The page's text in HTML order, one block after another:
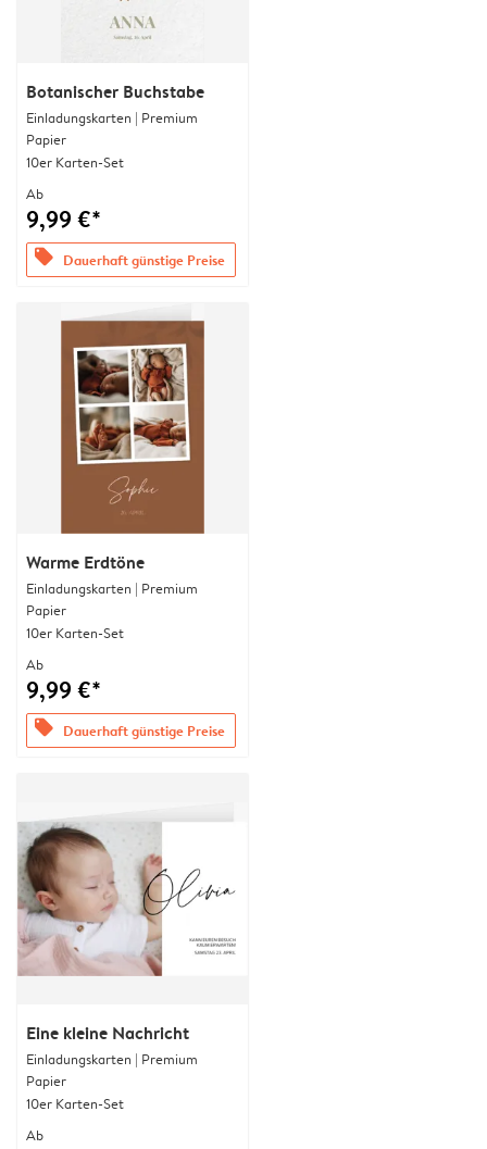
Botanischer Buchstabe
Einladungskarten | Premium
Papier
10er Karten-Set
Ab
9,99 €*
offers Dauerhaft günstige Preise
Warme Erdtöne
Einladungskarten | Premium
Papier
10er Karten-Set
Ab
9,99 €*
offers Dauerhaft günstige Preise
Eine kleine Nachricht
Einladungskarten | Premium
Papier
10er Karten-Set
Ab